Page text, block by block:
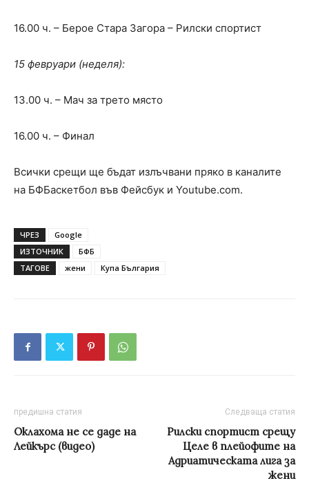
16.00 ч. – Берое Стара Загора – Рилски спортист
15 февруари (неделя):
13.00 ч. – Мач за трето място
16.00 ч. – Финал
Всички срещи ще бъдат излъчвани пряко в каналите
на БФБаскетбол във Фейсбук и Youtube.com.
ЧРЕЗ
Google
ИЗТОЧНИК
БФБ
ТАГОВЕ
жени Купа България
предишна статия
Оклахома не се даде на
Лейкърс (видео)
Следваща статия
Рилски спортист срещу
Целе в плейофите на
Адриатическата лига за
жени